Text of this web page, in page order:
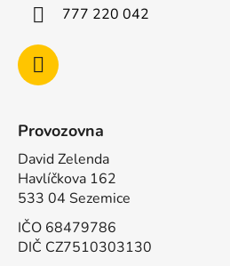
777 220 042
Provozovna
David Zelenda
Havlíčkova 162
533 04 Sezemice
IČO 68479786
DIČ CZ7510303130